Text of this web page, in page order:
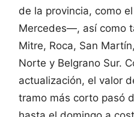
de la provincia, como
Mercedes—, así como
Mitre, Roca, San
Norte y Belgrano Sur.
actualización, el valor
tramo más corto pasó